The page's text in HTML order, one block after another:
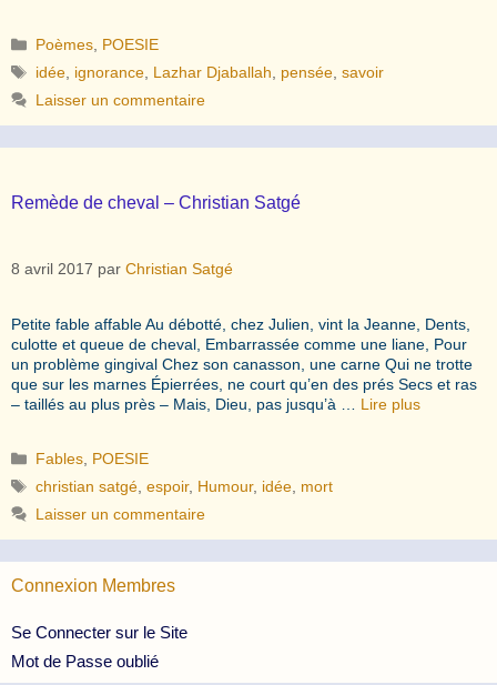
Catégories
Poèmes POESIE
Étiquettes
idée ignorance Lazhar Djaballah pensée ,savoir
Laisser un commentaire
Remède de cheval – Christian Satgé
8 avril 2017 par Christian Satgé
Petite fable affable Au débotté, chez Julien, vint la Jeanne, Dents,
culotte et queue de cheval, Embarrassée comme une liane, Pour
un problème gingival Chez son canasson, une carne Qui ne trotte
que sur les marnes Épierrées, ne court qu’en des prés Secs et ras
– taillés au plus près – Mais, Dieu, pas jusqu’à … Lire plus
Catégories
Fables POESIE
Étiquettes
christian satgé ,espoir, Humour, idée mort
Laisser un commentaire
Connexion Membres
Se Connecter sur le Site
Mot de Passe oublié